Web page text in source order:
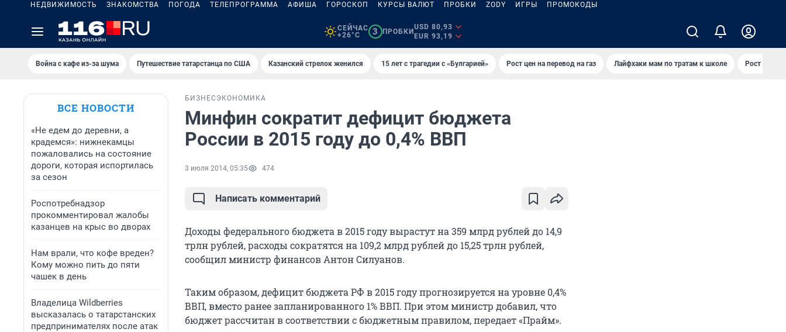
НЕДВИЖИМОСТЬ ЗНАКОМСТВА ПОГОДА ТЕЛЕПРОГРАММА АФИША ГОРОСКОП КУРСЫ ВАЛЮТ ПРОБКИ ZODY ИГРЫ ПРОМОКОДЫ
СЕЙЧАС
+26°C
3 ПРОБКИ
USD 80,93
EUR 93,19
Война с кафе из-за шума Путешествие татарстанца по США Казанский стрелок женился 15 лет с трагедии с «Булгарией» Рост цен на перевод на газ Лайфхаки мам по тратам к школе Рост цен на
ВСЕ НОВОСТИ
«Не едем до деревни, а
крадемся»: нижнекамцы
пожаловались на состояние
дороги, которая испортилась
за сезон
Роспотребнадзор
прокомментировал жалобы
казанцев на крыс во дворах
Нам врали, что кофе вреден?
Кому можно пить до пяти
чашек в день
Владелица Wildberries
высказалась о татарстанских
предпринимателях после атак
БИЗНЕС ЭКОНОМИКА
Минфин сократит дефицит бюджета
России в 2015 году до 0,4% ВВП
3 июля 2014, 05:35 474
Написать комментарий
Доходы федерального бюджета в 2015 году вырастут на 359 млрд рублей до 14,9
трлн рублей, расходы сократятся на 109,2 млрд рублей до 15,25 трлн рублей,
сообщил министр финансов Антон Силуанов.
Таким образом, дефицит бюджета РФ в 2015 году прогнозируется на уровне 0,4%
ВВП, вместо ранее запланированного 1% ВВП. При этом министр добавил, что
бюджет рассчитан в соответствии с бюджетным правилом, передает «Прайм».